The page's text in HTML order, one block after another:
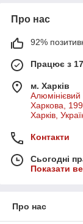
Про нас
92%
Працює з
м. Харків
Харкова,
Харків,
Контакти
Сьогодні
Показати
Про нас